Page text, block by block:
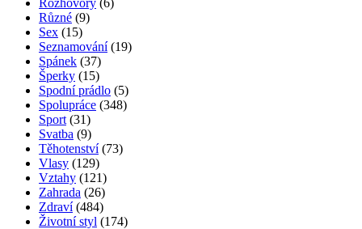
Různé (9)
Sex (15)
Seznamování(19)
Spánek (37)
Šperky (15)
Spodní prádlo (5)
Spolupráce (348)
Sport (31)
Svatba (9)
Těhotenství(73)
Vlasy (129)
Vztahy (121)
Zahrada (26)
Zdraví(484)
Životní styl (174)